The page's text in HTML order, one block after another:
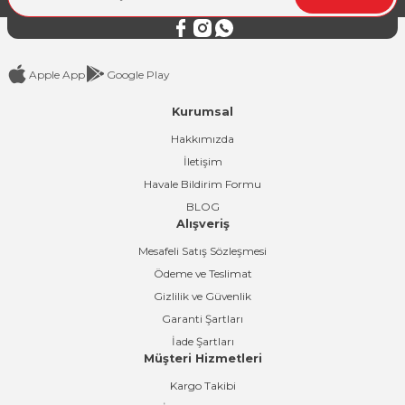
Apple App Google Play
Kurumsal
Hakkımızda
İletişim
Havale Bildirim Formu
BLOG
Alışveriş
Mesafeli Satış Sözleşmesi
Ödeme ve Teslimat
Gizlilik ve Güvenlik
Garanti Şartları
İade Şartları
Müşteri Hizmetleri
Kargo Takibi